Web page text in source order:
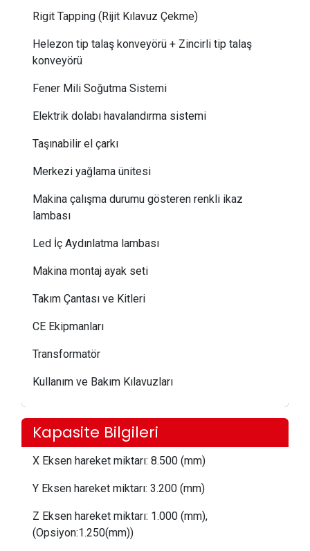
Rigit Tapping (Rijit Kılavuz Çekme)
Helezon tip talaş konveyörü + Zincirli tip talaş
konveyörü
Fener Mili Soğutma Sistemi
Elektrik dolabı havalandırma sistemi
Taşınabilir el çarkı
Merkezi yağlama ünitesi
Makina çalışma durumu gösteren renkli ikaz
lambası
Led İç Aydınlatma lambası
Makina montaj ayak seti
Takım Çantası ve Kitleri
CE Ekipmanları
Transformatör
Kullanım ve Bakım Kılavuzları
Kapasite Bilgileri
X Eksen hareket miktarı: 8.500 (mm)
Y Eksen hareket miktarı: 3.200 (mm)
Z Eksen hareket miktarı: 1.000 (mm),
(Opsiyon:1.250(mm))